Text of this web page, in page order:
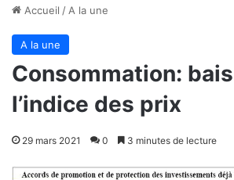
Accueil / A la une
A la une
Consommation:
l’indice des prix
29 mars 2021 0 3 minutes de lecture